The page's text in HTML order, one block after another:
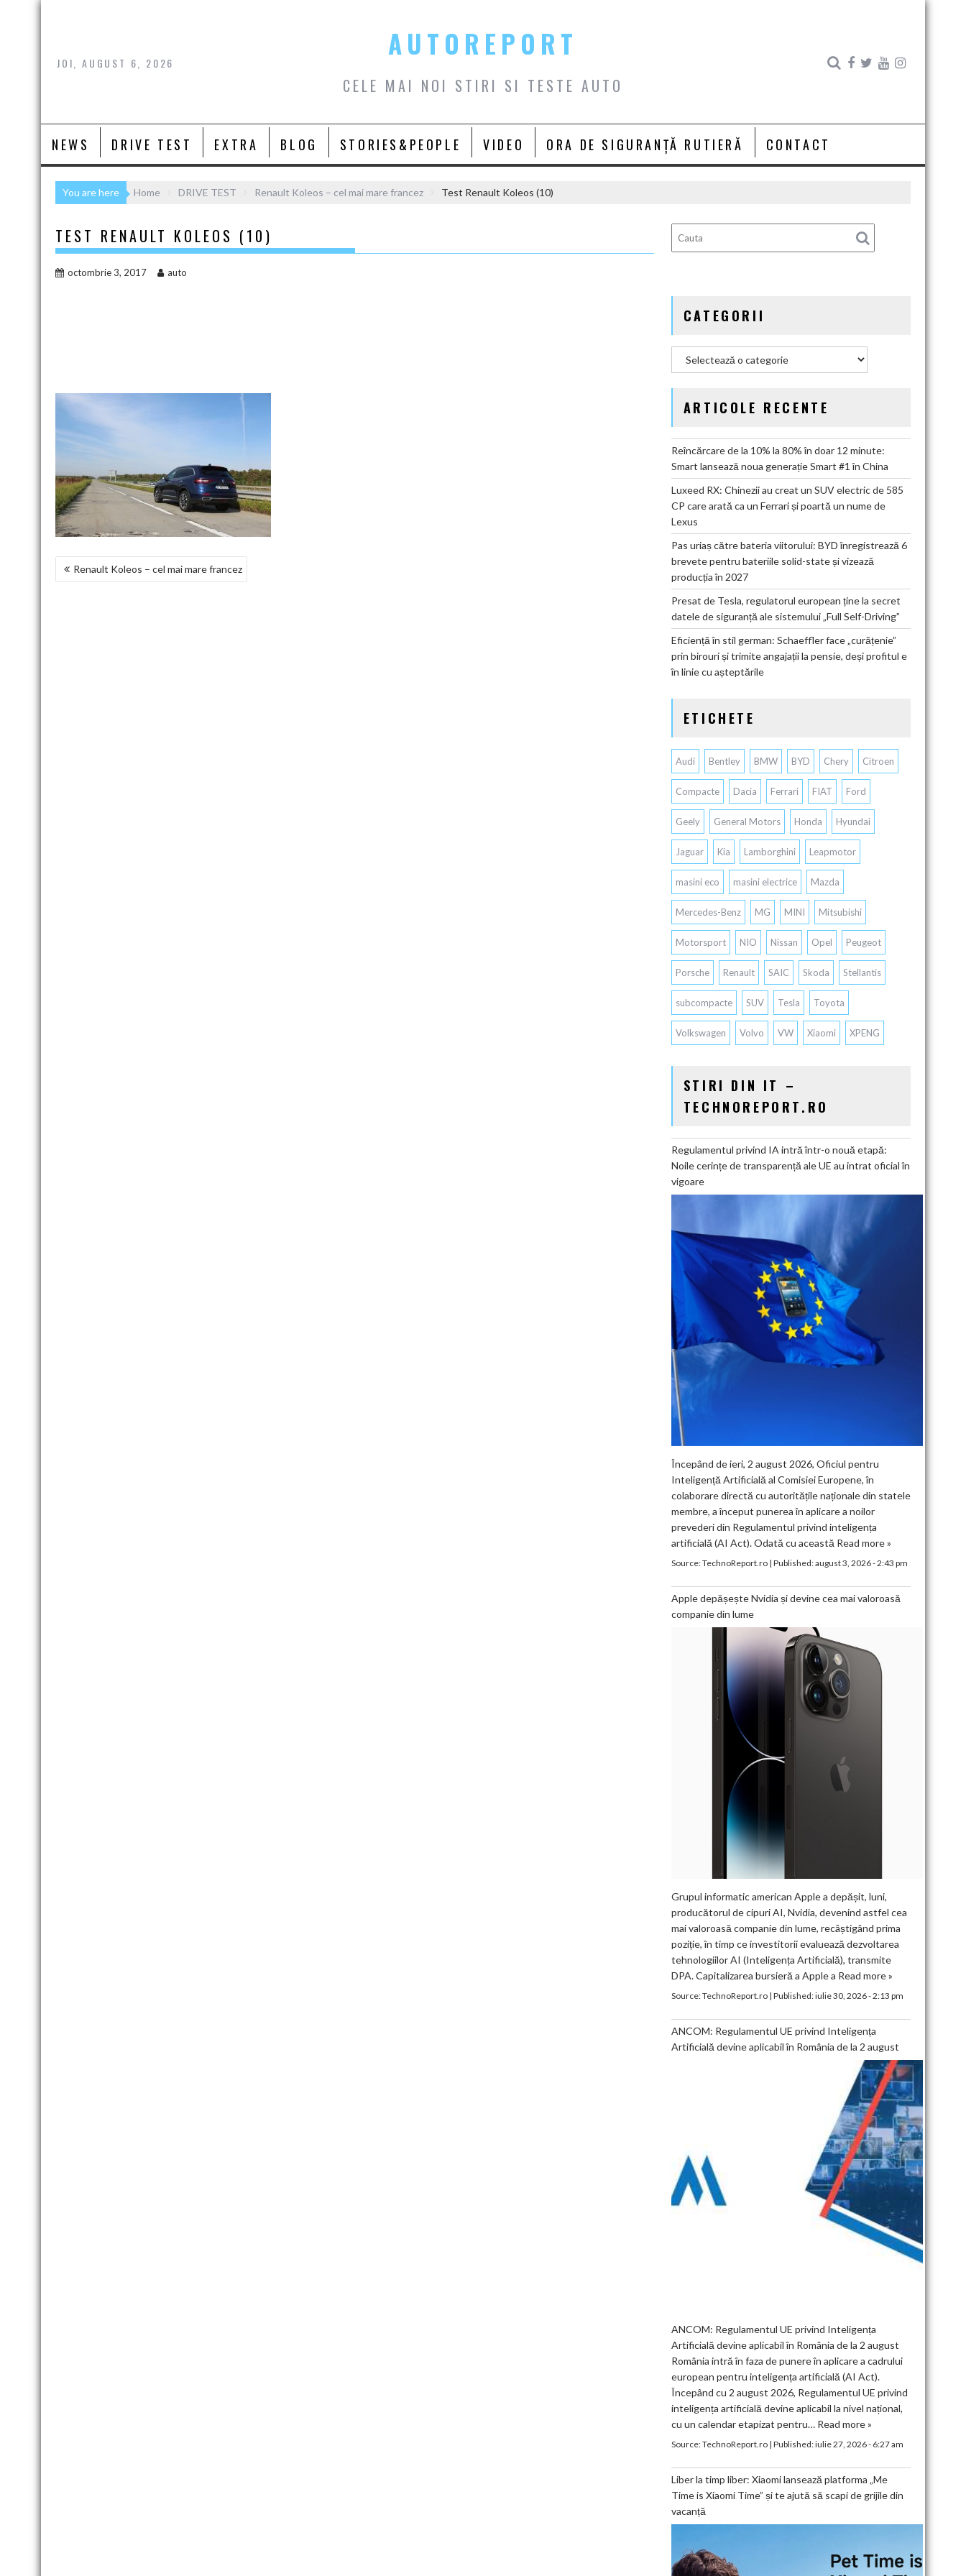
Skip
JOI, AUGUST 6, 2026
AUTOREPORT
CELE MAI NOI STIRI SI TESTE AUTO
NEWS DRIVE TEST EXTRA BLOG STORIES&PEOPLE VIDEO ORA DE SIGURANȚĂ RUTIERĂ CONTACT
You are here Home DRIVE TEST Renault Koleos – cel mai mare francez Test Renault Koleos (10)
TEST RENAULT KOLEOS (10)
octombrie 3, 2017 auto
NAVIGARE
Renault Koleos – cel mai mare francez
CATEGORII
ARTICOLE RECENTE
Reîncărcare de la 10% la 80% în doar 12 minute:
Smart lansează noua generație Smart #1 în China
Luxeed RX: Chinezii au creat un SUV electric de 585
CP care arată ca un Ferrari și poartă un nume de
Lexus
Pas uriaș către bateria viitorului: BYD înregistrează 6
brevete pentru bateriile solid-state și vizează
producția în 2027
Presat de Tesla, regulatorul european ține la secret
datele de siguranță ale sistemului „Full Self-Driving”
Eficiență în stil german: Schaeffler face „curățenie”
prin birouri și trimite angajații la pensie, deși profitul e
în linie cu așteptările
ETICHETE
Audi Bentley BMW BYD Chery Citroen
Compacte Dacia Ferrari FIAT Ford
Geely General Motors Honda Hyundai
Jaguar Kia Lamborghini Leapmotor
masini eco masini electrice Mazda
Mercedes-Benz MG MINI Mitsubishi
Motorsport NIO Nissan Opel Peugeot
Porsche Renault SAIC Skoda Stellantis
subcompacte SUV Tesla Toyota
Volkswagen Volvo VW Xiaomi XPENG
STIRI DIN IT –
TECHNOREPORT.RO
Regulamentul privind IA intră într-o nouă etapă:
Noile cerințe de transparență ale UE au intrat oficial în
vigoare
Începând de ieri, 2 august 2026, Oficiul pentru
Inteligență Artificială al Comisiei Europene, în
colaborare directă cu autoritățile naționale din statele
membre, a început punerea în aplicare a noilor
prevederi din Regulamentul privind inteligența
artificială (AI Act). Odată cu această Read more »
Source:TechnoReport.ro| Published:august 3, 2026 - 2:43 pm
Apple depășește Nvidia și devine cea mai valoroasă
companie din lume
Grupul informatic american Apple a depășit, luni,
producătorul de cipuri AI, Nvidia, devenind astfel cea
mai valoroasă companie din lume, recâștigând prima
poziție, în timp ce investitorii evaluează dezvoltarea
tehnologiilor AI (Inteligența Artificială), transmite
DPA. Capitalizarea bursieră a Apple a Read more »
Source:TechnoReport.ro| Published:iulie 30, 2026 - 2:13 pm
ANCOM: Regulamentul UE privind Inteligența
Artificială devine aplicabil în România de la 2 august
ANCOM: Regulamentul UE privind Inteligența
Artificială devine aplicabil în România de la 2 august
România intră în faza de punere în aplicare a cadrului
european pentru inteligența artificială (AI Act).
Începând cu 2 august 2026, Regulamentul UE privind
inteligența artificială devine aplicabil la nivel național,
cu un calendar etapizat pentru… Read more »
Source:TechnoReport.ro| Published:iulie 27, 2026 - 6:27 am
Liber la timp liber: Xiaomi lansează platforma „Me
Time is Xiaomi Time” și te ajută să scapi de grijile din
vacanță